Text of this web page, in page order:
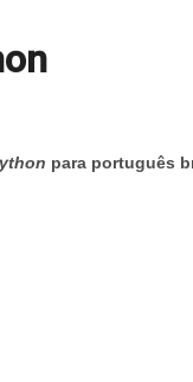
para português